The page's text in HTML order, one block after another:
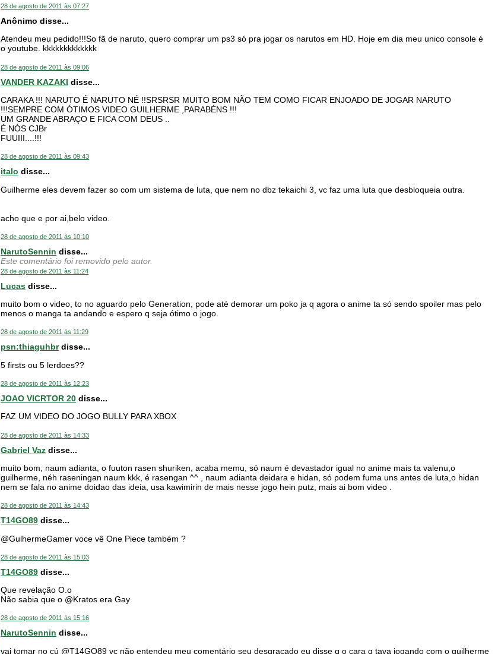
28 de agosto de 2011 às 07:27
Anônimo disse...
Atendeu meu pedido!!!So fã de naruto, quero comprar um ps3 só pra jogar os narutos em HD. Hoje em dia meu unico console é
o youtube. kkkkkkkkkkkkk
28 de agosto de 2011 às 09:06
VANDER KAZAKI disse...
CARAKA !!! NARUTO É NARUTO NÉ !!SRSRSR MUITO BOM NÃO TEM COMO FICAR ENJOADO DE JOGAR NARUTO
!!!SEMPRE COM ÓTIMOS VIDEO GUILHERME ,PARABÉNS !!!
UM GRANDE ABRAÇO E FICA COM DEUS ..
É NÓS CJBr
FUUIII....!!!
28 de agosto de 2011 às 09:43
italo disse...
Guilherme eles devem fazer so com um sistema de luta, que nem no dbz tekaichi 3, vc faz uma luta que desbloqueia outra.
acho que e por ai,belo video.
28 de agosto de 2011 às 10:10
NarutoSennin disse...
Este comentário foi removido pelo autor.
28 de agosto de 2011 às 11:24
Lucas disse...
muito bom o video, to no aguardo pelo Generation, pode até demorar um poko ja q agora o anime ta só sendo spoiler mas pelo
menos o manga ta andando e espero q seja ótimo o jogo.
28 de agosto de 2011 às 11:29
psn:thiaguhbrdisse...
5 firsts ou 5 lerdoes??
28 de agosto de 2011 às 12:23
JOAO VICRTOR 20 disse...
FAZ UM VIDEO DO JOGO BULLY PARA XBOX
28 de agosto de 2011 às 14:33
Gabriel Vaz disse...
muito bom, naum adianta, o fuuton rasen shuriken, acaba memu, só naum é devastador igual no anime mais ta valenu,o
guilherme, néh raseningan naum kkk, é rasengan ^^ , naum adianta deidara e hidan, só podem fuma uns antes de luta,o hidan
nem se fala no anime doidao das ideia, usa kawimirin de mais nesse jogo hein putz, mais ai bom video .
28 de agosto de 2011 às 14:43
T14GO89 disse...
@GulhermeGamer voce vê One Piece também ?
28 de agosto de 2011 às 15:03
T14GO89 disse...
Que revelação O.o
Não sabia que o @Kratos era Gay
28 de agosto de 2011 às 15:16
NarutoSennin disse...
vai tomar no cú @T14GO89 vc não entendeu meu comentário seu desgraçado eu disse q o cara q tava jogando com o guilherme